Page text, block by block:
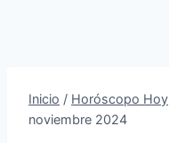
Inicio / Horóscopo Hoy
noviembre 2024